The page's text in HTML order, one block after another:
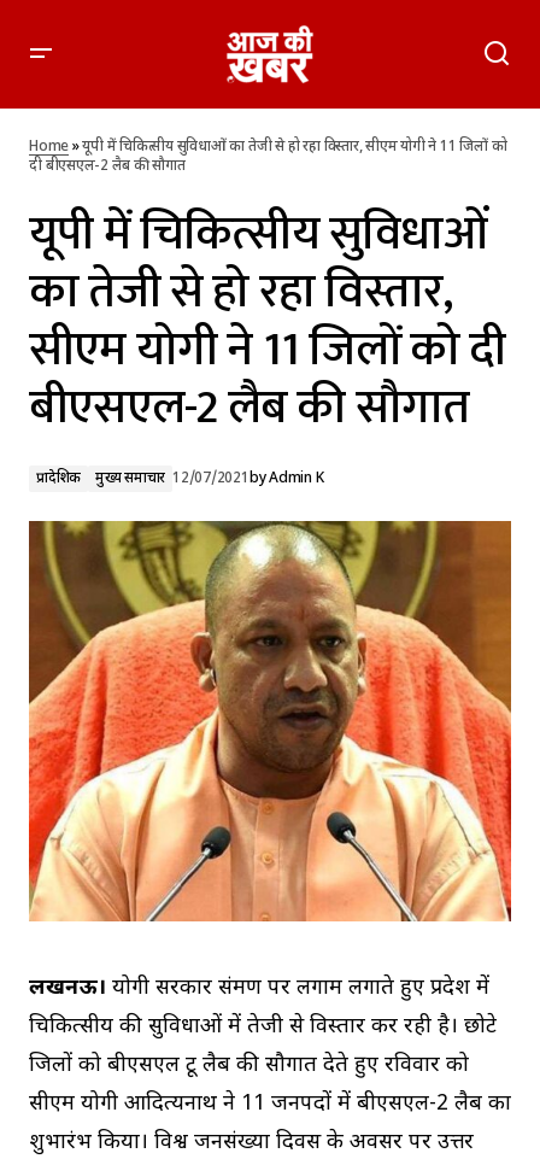
जिलों को दी बीएसएल-2 लैब की सौगात
Home»यूपी में चिकित्सीय सुविधाओं का तेजी से हो रहा विस्तार, सीएम योगी ने 11 जिलों को
दी बीएसएल-2 लैब की सौगात
यूपी में चिकित्सीय सुविधाओं
का तेजी से हो रहा विस्तार,
सीएम योगी ने 11 जिलों को दी
बीएसएल-2 लैब की सौगात
प्रादेशिक मुख्य समाचार 12/07/2021byAdmin K
लखनऊ। योगी सरकार संक्रमण पर लगाम लगाते हुए प्रदेश में
चिकित्‍सीय की सुविधाओं में तेजी से विस्‍तार कर रही है। छोटे
जिलों को बीएसएल टू लैब की सौगात देते हुए रविवार को
सीएम योगी आदित्यनाथ ने 11 जनपदों में बीएसएल-2 लैब का
शुभारंभ किया। विश्व जनसंख्या दिवस के अवसर पर उत्तर